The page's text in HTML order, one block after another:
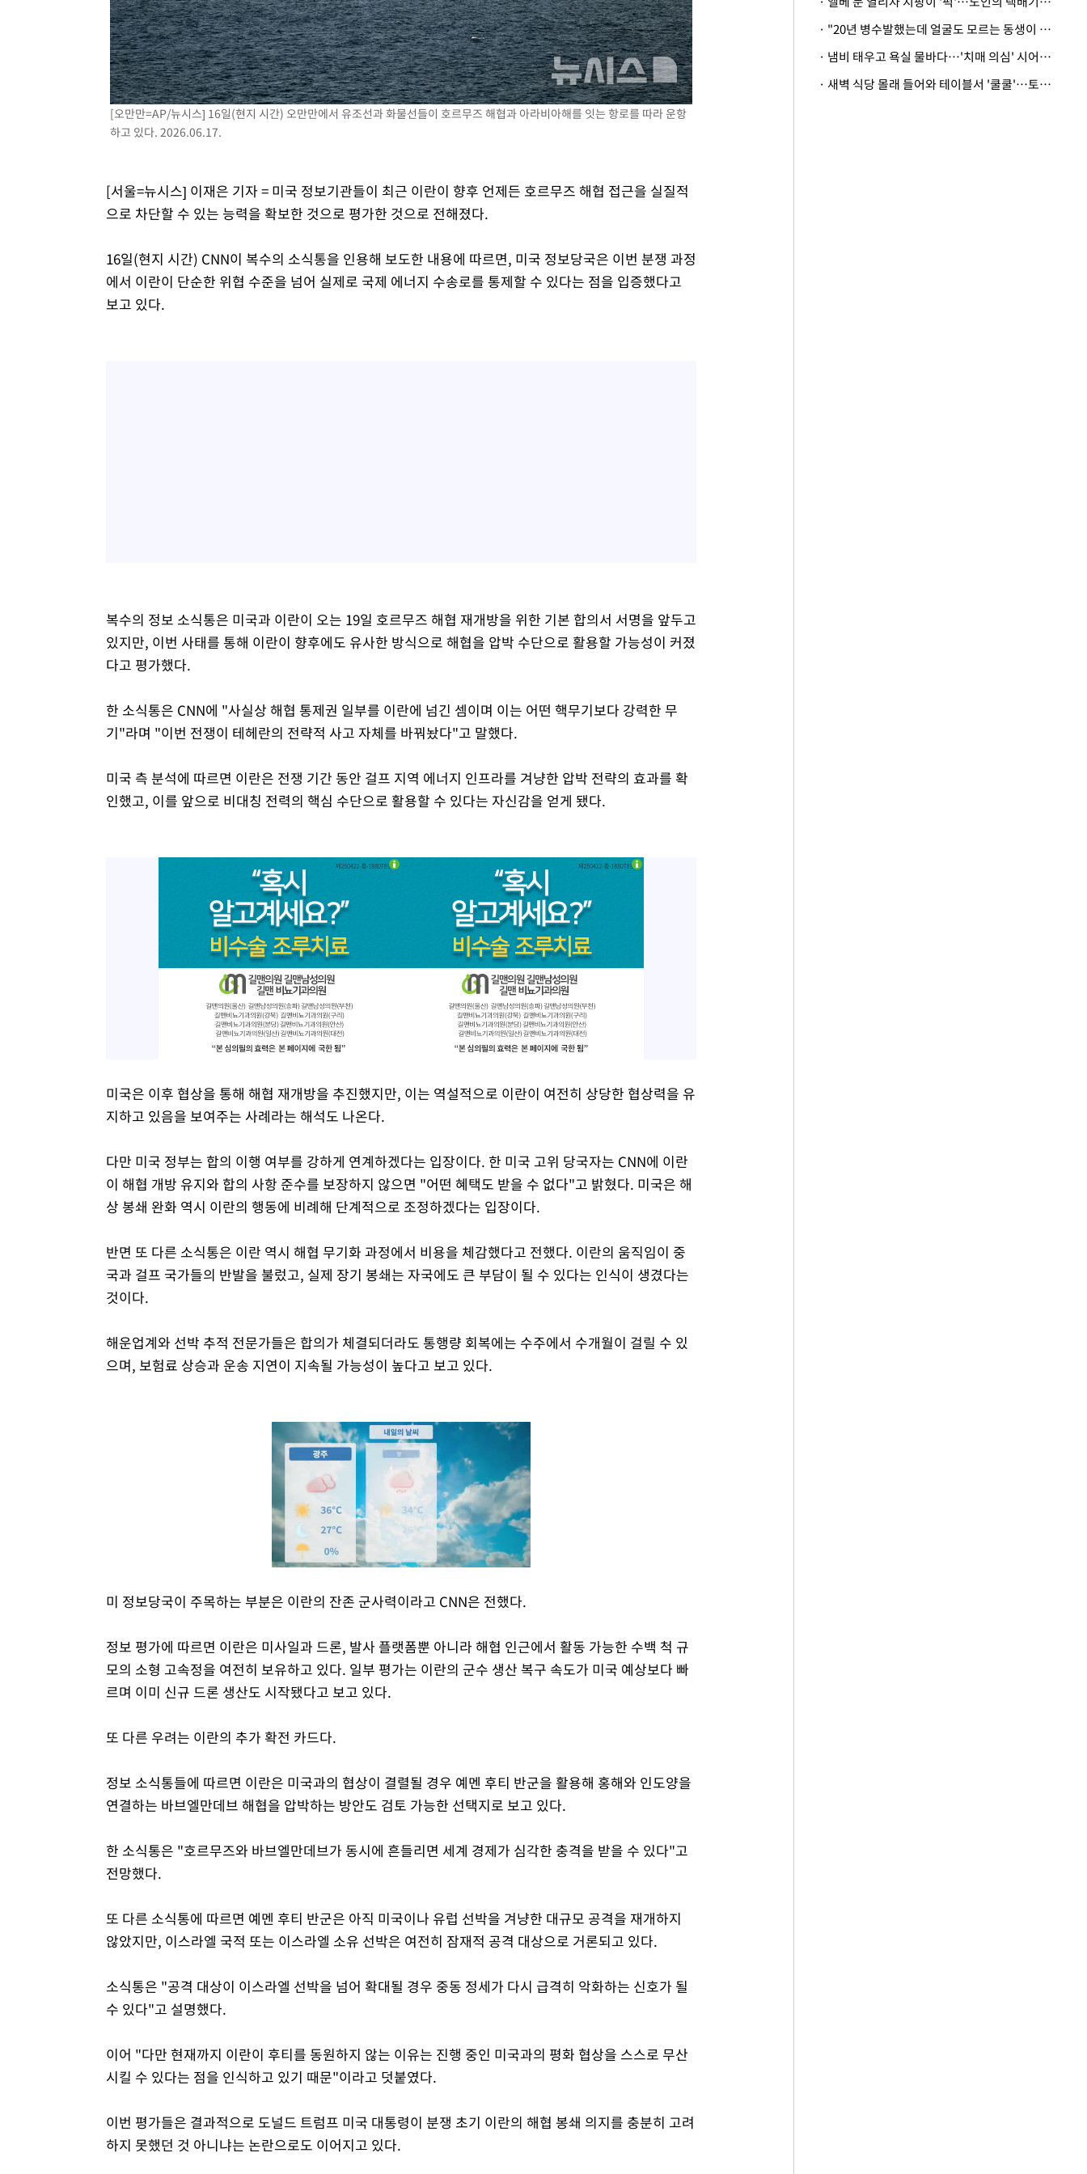
[오만만=AP/뉴시스] 16일(현지 시간) 오만만에서 유조선과 화물선들이 호르무즈 해협과 아라비아해를 잇는 항로를 따라 운항
하고 있다. 2026.06.17.
[서울=뉴시스] 이재은 기자 = 미국 정보기관들이 최근 이란이 향후 언제든 호르무즈 해협 접근을 실질적
으로 차단할 수 있는 능력을 확보한 것으로 평가한 것으로 전해졌다.
16일(현지 시간) CNN이 복수의 소식통을 인용해 보도한 내용에 따르면, 미국 정보당국은 이번 분쟁 과정
에서 이란이 단순한 위협 수준을 넘어 실제로 국제 에너지 수송로를 통제할 수 있다는 점을 입증했다고
보고 있다.
복수의 정보 소식통은 미국과 이란이 오는 19일 호르무즈 해협 재개방을 위한 기본 합의서 서명을 앞두고
있지만, 이번 사태를 통해 이란이 향후에도 유사한 방식으로 해협을 압박 수단으로 활용할 가능성이 커졌
다고 평가했다.
한 소식통은 CNN에 "사실상 해협 통제권 일부를 이란에 넘긴 셈이며 이는 어떤 핵무기보다 강력한 무
기"라며 "이번 전쟁이 테헤란의 전략적 사고 자체를 바꿔놨다"고 말했다.
미국 측 분석에 따르면 이란은 전쟁 기간 동안 걸프 지역 에너지 인프라를 겨냥한 압박 전략의 효과를 확
인했고, 이를 앞으로 비대칭 전력의 핵심 수단으로 활용할 수 있다는 자신감을 얻게 됐다.
미국은 이후 협상을 통해 해협 재개방을 추진했지만, 이는 역설적으로 이란이 여전히 상당한 협상력을 유
지하고 있음을 보여주는 사례라는 해석도 나온다.
다만 미국 정부는 합의 이행 여부를 강하게 연계하겠다는 입장이다. 한 미국 고위 당국자는 CNN에 이란
이 해협 개방 유지와 합의 사항 준수를 보장하지 않으면 "어떤 혜택도 받을 수 없다"고 밝혔다. 미국은 해
상 봉쇄 완화 역시 이란의 행동에 비례해 단계적으로 조정하겠다는 입장이다.
반면 또 다른 소식통은 이란 역시 해협 무기화 과정에서 비용을 체감했다고 전했다. 이란의 움직임이 중
국과 걸프 국가들의 반발을 불렀고, 실제 장기 봉쇄는 자국에도 큰 부담이 될 수 있다는 인식이 생겼다는
것이다.
해운업계와 선박 추적 전문가들은 합의가 체결되더라도 통행량 회복에는 수주에서 수개월이 걸릴 수 있
으며, 보험료 상승과 운송 지연이 지속될 가능성이 높다고 보고 있다.
미 정보당국이 주목하는 부분은 이란의 잔존 군사력이라고 CNN은 전했다.
정보 평가에 따르면 이란은 미사일과 드론, 발사 플랫폼뿐 아니라 해협 인근에서 활동 가능한 수백 척 규
모의 소형 고속정을 여전히 보유하고 있다. 일부 평가는 이란의 군수 생산 복구 속도가 미국 예상보다 빠
르며 이미 신규 드론 생산도 시작됐다고 보고 있다.
또 다른 우려는 이란의 추가 확전 카드다.
정보 소식통들에 따르면 이란은 미국과의 협상이 결렬될 경우 예멘 후티 반군을 활용해 홍해와 인도양을
연결하는 바브엘만데브 해협을 압박하는 방안도 검토 가능한 선택지로 보고 있다.
한 소식통은 "호르무즈와 바브엘만데브가 동시에 흔들리면 세계 경제가 심각한 충격을 받을 수 있다"고
전망했다.
또 다른 소식통에 따르면 예멘 후티 반군은 아직 미국이나 유럽 선박을 겨냥한 대규모 공격을 재개하지
않았지만, 이스라엘 국적 또는 이스라엘 소유 선박은 여전히 잠재적 공격 대상으로 거론되고 있다.
소식통은 "공격 대상이 이스라엘 선박을 넘어 확대될 경우 중동 정세가 다시 급격히 악화하는 신호가 될
수 있다"고 설명했다.
이어 "다만 현재까지 이란이 후티를 동원하지 않는 이유는 진행 중인 미국과의 평화 협상을 스스로 무산
시킬 수 있다는 점을 인식하고 있기 때문"이라고 덧붙였다.
이번 평가들은 결과적으로 도널드 트럼프 미국 대통령이 분쟁 초기 이란의 해협 봉쇄 의지를 충분히 고려
하지 못했던 것 아니냐는 논란으로도 이어지고 있다.
· "20년 병수발했는데 얼굴도 모르는 동생이 유산 절반을"…배다른 형제 상속권 있을까
· 냄비 태우고 욕실 물바다…'치매 의심' 시어머니 검사 권유했다가 '날벼락'
· 새벽 식당 몰래 들어와 테이블서 '쿨쿨'…토사물 남기고 사라진 남성